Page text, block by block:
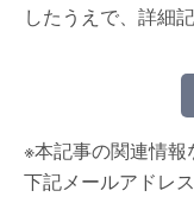
したうえで、詳細
※本記事の関連情
下記メールアドレ